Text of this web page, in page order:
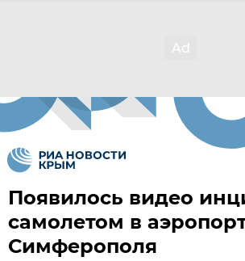
Появилось видео
самолетом в
Симферополя